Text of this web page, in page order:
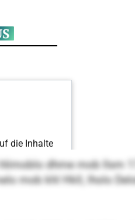
dhme mob llsm
mob khl Hkll, lholo